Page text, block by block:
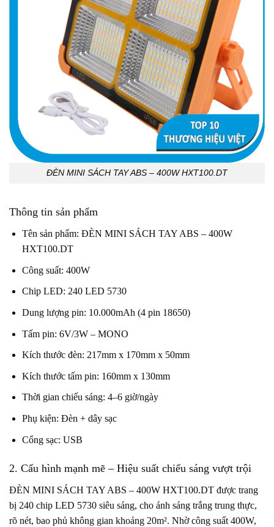
ĐÈN MINI SÁCH TAY ABS – 400W HXT100.DT
Thông tin sản phẩm
Tên sản phẩm: ĐÈN MINI SÁCH TAY ABS – 400W
HXT100.DT
Công suất: 400W
Chip LED: 240 LED 5730
Dung lượng pin: 10.000mAh (4 pin 18650)
Tấm pin: 6V/3W – MONO
Kích thước đèn: 217mm x 170mm x 50mm
Kích thước tấm pin: 160mm x 130mm
Thời gian chiếu sáng: 4–6 giờ/ngày
Phụ kiện: Đèn + dây sạc
Cổng sạc: USB
2. Cấu hình mạnh mẽ – Hiệu suất chiếu sáng vượt trội
ĐÈN MINI SÁCH TAY ABS – 400W HXT100.DT được trang
bị 240 chip LED 5730 siêu sáng, cho ánh sáng trắng trung thực,
rõ nét, bao phủ không gian khoảng 20m². Nhờ công suất 400W,